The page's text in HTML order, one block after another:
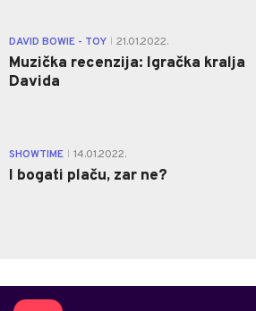
DAVID BOWIE - TOY 21.01.2022.
Muzička recenzija: Igračka kralja
Davida
SHOWTIME 14.01.2022.
I bogati plaču, zar ne?